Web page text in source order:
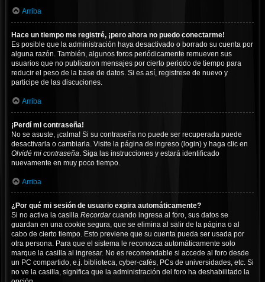
Arriba
Hace un tiempo me registré, ¡pero ahora no puedo conectarme!
Es posible que la administración haya desactivado o borrado su cuenta por
alguna razón. También, algunos foros periódicamente remueven sus
usuarios que no publicaron mensajes por cierto periodo de tiempo para
reducir el peso de la base de datos. Si es así, registrese de nuevo y
participe de las discuciones.
Arriba
¡Perdí mi contraseña!
No se asuste, ¡calma! Si su contraseña no puede ser recuperada puede
desactivarla o cambiarla. Visite la página de ingreso (login) y haga clic en
Olvidé mi contraseña. Siga las instrucciones y estará identificado
nuevamente en muy poco tiempo.
Arriba
¿Por qué mi sesión de usuario expira automáticamente?
Si no activa la casilla Recordarcuando ingresa al foro, sus datos se
guardan en una cookie segura, que se elimina al salir de la página o al
cabo de cierto tiempo. Esto previene que su cuenta pueda ser usada por
otra persona. Para que el sistema le reconozca automáticamente solo
marque la casilla al ingresar. No es recomendable si accede al foro desde
un PC compartido, e.j. biblioteca, cyber-cafés, PCs de universidades, etc. Si
no ve la casilla, significa que la administración del foro ha deshabilitado la